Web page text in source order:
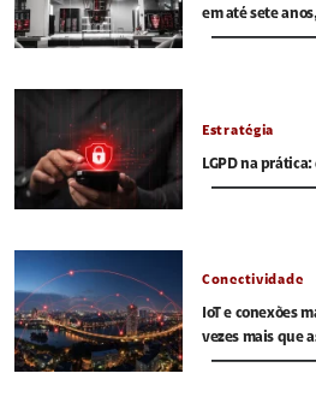
em até sete
Estratégia
LGPD na
Conectividade
IoT e conexões
vezes mais que